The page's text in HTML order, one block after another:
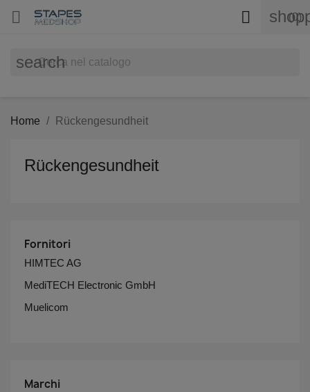
 (0)

search
Home Rückengesundheit
Rückengesundheit
Fornitori
HIMTEC AG
MediTECH Electronic GmbH
Muelicom
Marchi